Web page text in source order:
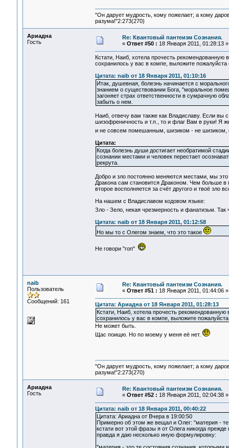
"Он дарует мудрость, кому пожелает; а кому
разума!"2:273(270)
Ариадна
Гость
Re: Квантовый пантеизм Сознания.
« Ответ #50 : 18 Января 2011, 01:28:13 »
Кстати, Наиб, хотела прочесть
сохранилось у вас в компе, выложите
Цитата: naib от 18 Января 2011, 01:10:16
Итак, душевная, болезнь начинается с
знанием о существовании Бога, "моральное
загоняет страх ответственности в сумрачную
забыть о нем.
Наиб, отвечу вам также как Владиславу. Если
шизофреничность и т.п., то и флаг Вам в руки! Я
и не совсем помешанным, шизиком - не
Цитата:
Когда болезнь души достигает необратимой
сознании местами и человек перестает
рекрута.
Добро и зло постоянно меняются местами, мы
Дракона сам становится Драконом. Чем больше
второе восполняется за счёт другого и твоё зло
На нашем с Владиславом кодовом языке:
Зло - Зело, некая чрезмерность и фанатизьм.
Цитата: naib от 18 Января 2011, 01:12:58
Но мы то с Олегом знаем, что это такое
Не говори "гоп"
naib
Пользователь
Сообщений: 161
Re: Квантовый пантеизм Сознания.
« Ответ #51 : 18 Января 2011, 01:44:06 »
Цитата: Ариадна от 18 Января 2011, 01:28:13
Кстати, Наиб, хотела прочесть
сохранилось у вас в компе, выложите
Не может быть.
Щас поищю. Но по моему у меня её нет.
"Он дарует мудрость, кому пожелает; а кому
разума!"2:273(270)
Ариадна
Гость
Re: Квантовый пантеизм Сознания.
« Ответ #52 : 18 Января 2011, 02:04:38 »
Цитата: naib от 18 Января 2011, 00:40:22
Цитата: Ариадна от Вчера в 19:00:50
Примерно об этом же вещал и Олег: "материя -
кстати вот этой фразы я от Олега никогда
правда я даю несколько иную формулировку: